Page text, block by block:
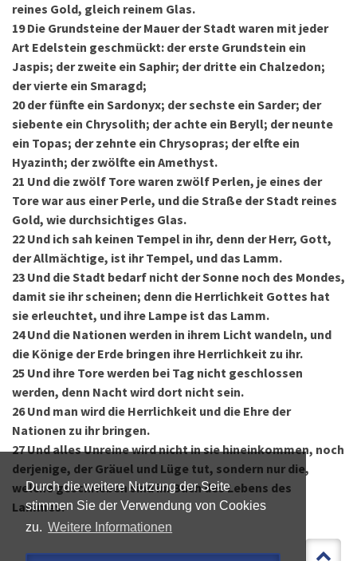
Durch die weitere Nutzung der Seite
stimmen Sie der Verwendung von Cookies
zu. Weitere Informationen
reines Gold, gleich reinem Glas.
19 Die Grundsteine der Mauer der Stadt waren mit jeder
Art Edelstein geschmückt: der erste Grundstein ein
Jaspis; der zweite ein Saphir; der dritte ein Chalzedon;
der vierte ein Smaragd;
20 der fünfte ein Sardonyx; der sechste ein Sarder; der
siebente ein Chrysolith; der achte ein Beryll; der neunte
ein Topas; der zehnte ein Chrysopras; der elfte ein
Hyazinth; der zwölfte ein Amethyst.
21 Und die zwölf Tore waren zwölf Perlen, je eines der
Tore war aus einer Perle, und die Straße der Stadt reines
Gold, wie durchsichtiges Glas.
22 Und ich sah keinen Tempel in ihr, denn der Herr, Gott,
der Allmächtige, ist ihr Tempel, und das Lamm.
23 Und die Stadt bedarf nicht der Sonne noch des Mondes,
damit sie ihr scheinen; denn die Herrlichkeit Gottes hat
sie erleuchtet, und ihre Lampe ist das Lamm.
24 Und die Nationen werden in ihrem Licht wandeln, und
die Könige der Erde bringen ihre Herrlichkeit zu ihr.
25 Und ihre Tore werden bei Tag nicht geschlossen
werden, denn Nacht wird dort nicht sein.
26 Und man wird die Herrlichkeit und die Ehre der
Nationen zu ihr bringen.
27Und alles Unreine wird nicht in sie hineinkommen, noch
derjenige, der Gräuel und Lüge tut, sondern nur die,
welche geschrieben sind im Buch des Lebens des
Lammes.